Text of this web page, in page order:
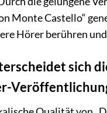
Monte Castello“
Hörer berühren
sich